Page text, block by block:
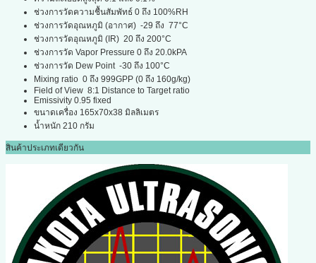
ช่วงการวัดความชื้นสัมพัทธ์ 0 ถึง 100%RH
ช่วงการวัดอุณหภูมิ (อากาศ) -29 ถึง 77°C
ช่วงการวัดอุณหภูมิ (IR) 20 ถึง 200°C
ช่วงการวัด Vapor Pressure 0 ถึง 20.0kPA
ช่วงการวัด Dew Point -30 ถึง 100°C
Mixing ratio 0 ถึง 999GPP (0 ถึง 160g/kg)
Field of View 8:1 Distance to Target ratio
Emissivity 0.95 fixed
ขนาดเครื่อง 165x70x38 มิลลิเมตร
น้ำหนัก 210 กรัม
สินค้าประเภทเดียวกัน